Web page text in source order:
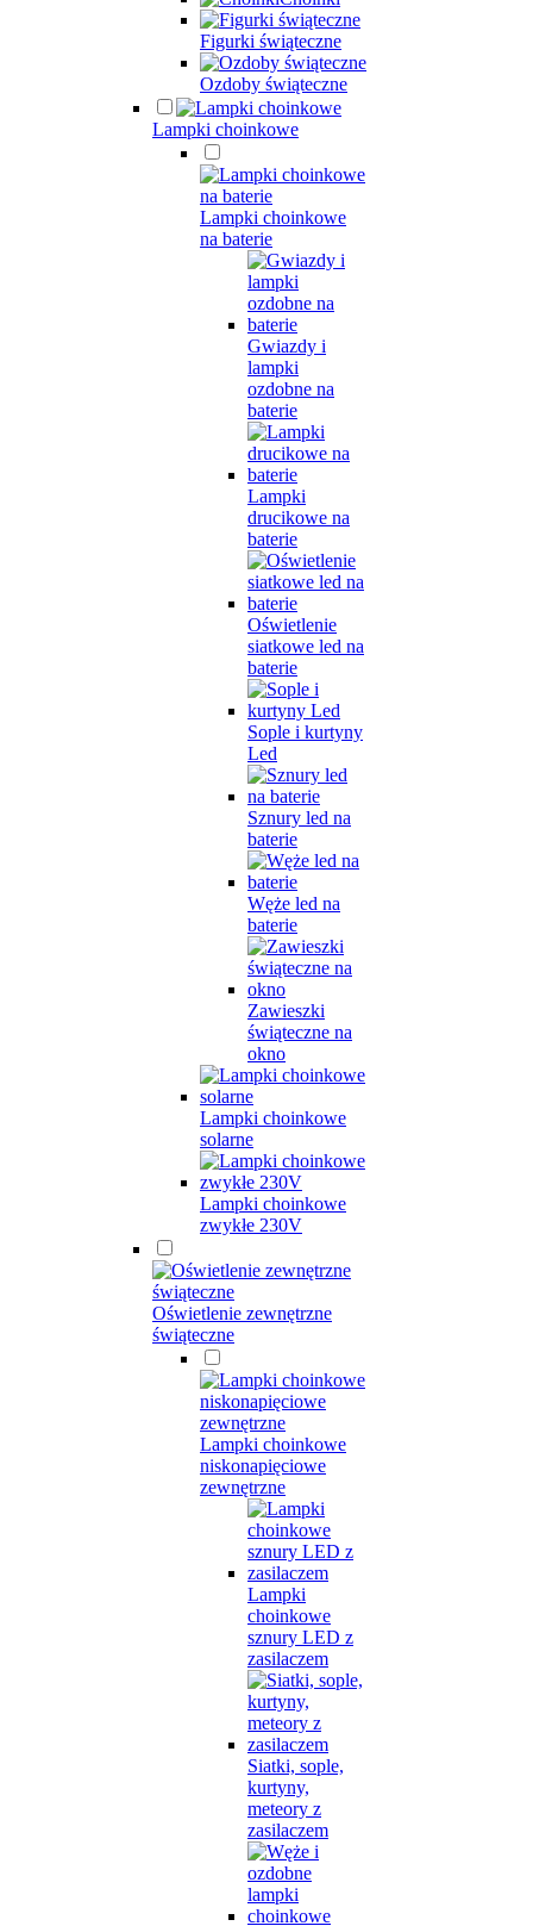
Figurki świąteczne
Ozdoby świąteczne
Lampki choinkowe
Lampki choinkowe
na baterie
Gwiazdy i
lampki
ozdobne na
baterie
Lampki
drucikowe na
baterie
Oświetlenie
siatkowe led na
baterie
Sople i kurtyny
Led
Sznury led na
baterie
Węże led na
baterie
Zawieszki
świąteczne na
okno
Lampki choinkowe
solarne
Lampki choinkowe
zwykłe 230V
Oświetlenie zewnętrzne
świąteczne
Lampki choinkowe
niskonapięciowe
zewnętrzne
Lampki
choinkowe
sznury LED z
zasilaczem
Siatki, sople,
kurtyny,
meteory z
zasilaczem